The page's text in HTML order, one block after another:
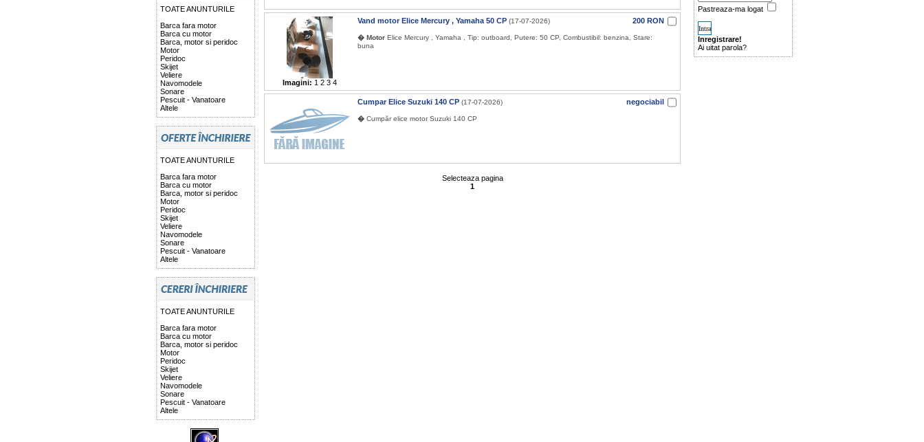
TOATE ANUNTURILE
Barca fara motor
Barca cu motor
Barca, motor si peridoc
Motor
Peridoc
Skijet
Veliere
Navomodele
Sonare
Pescuit - Vanatoare
Altele
TOATE ANUNTURILE
Barca fara motor
Barca cu motor
Barca, motor si peridoc
Motor
Peridoc
Skijet
Veliere
Navomodele
Sonare
Pescuit - Vanatoare
Altele
TOATE ANUNTURILE
Barca fara motor
Barca cu motor
Barca, motor si peridoc
Motor
Peridoc
Skijet
Veliere
Navomodele
Sonare
Pescuit - Vanatoare
Altele
Imagini: 1 2 3 4
Vand motor Elice Mercury , Yamaha 50 CP (17-07-2026) 200 RON
� Motor Elice Mercury , Yamaha , Tip: outboard, Putere: 50 CP, Combustibil: benzina, Stare:
buna
Cumpar Elice Suzuki 140 CP (17-07-2026) negociabil
� Cumpăr elice motor Suzuki 140 CP
Selecteaza pagina
1
Pastreaza-ma logat
Inregistrare!
Ai uitat parola?